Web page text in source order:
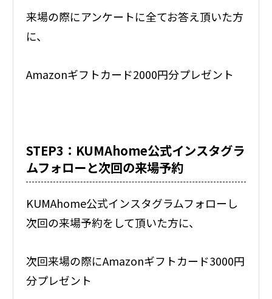
来場の際にアンケートに全てお答え頂いた方
に、
Amazonギフトカード2000円分プレゼント
STEP3：KUMAhome公式インスタグラ
ムフォローと次回の来場予約
KUMAhome公式インスタグラムフォローし
次回の来場予約をして頂いた方に、
次回来場の際にAmazonギフトカード3000円
分プレゼント